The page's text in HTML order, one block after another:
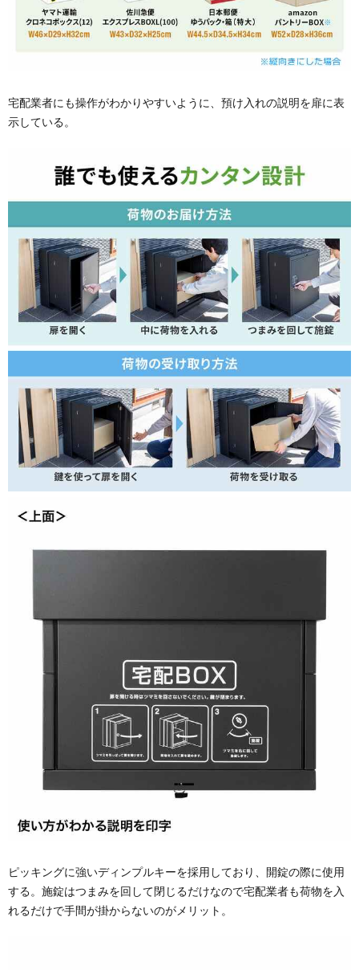
宅配業者にも操作がわかりやすいように、預け入れの説明を扉に表
示している。
ピッキングに強いディンプルキーを採用しており、開錠の際に使用
する。施錠はつまみを回して閉じるだけなので宅配業者も荷物を入
れるだけで手間が掛からないのがメリット。